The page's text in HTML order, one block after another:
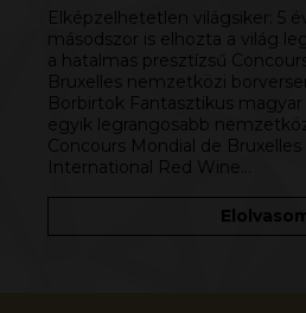
Elképzelhetetlen világsiker: 5
másodszor is elhozta a világ
a hatalmas presztízsű
Bruxelles nemzetközi
Borbirtok Fantasztikus
egyik legrangosabb
Concours Mondial de Bruxelles
International Red Wine…